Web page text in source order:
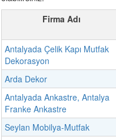
Firma Adı
Antalyada Çelik Kapı Mutfak
Dekorasyon
Arda Dekor
Antalyada Ankastre, Antalya
Franke Ankastre
Seylan Mobilya-Mutfak